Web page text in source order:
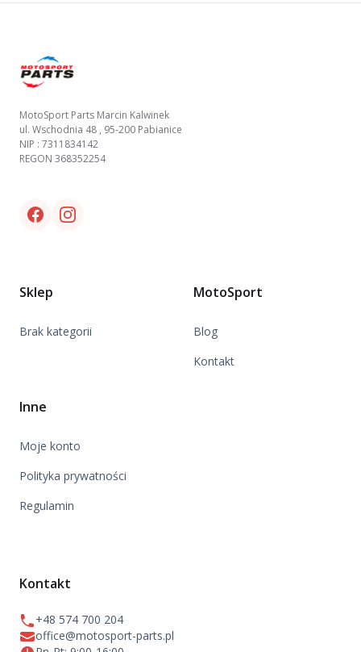
MotoSport Parts Marcin Kalwinek
ul. Wschodnia 48 , 95-200 Pabianice
NIP : 7311834142
REGON 368352254
Facebook link
Instagram link
Sklep
Brak kategorii
MotoSport
Blog
Kontakt
Inne
Moje konto
Polityka prywatności
Regulamin
Kontakt
+48 574 700 204
office@motosport-parts.pl